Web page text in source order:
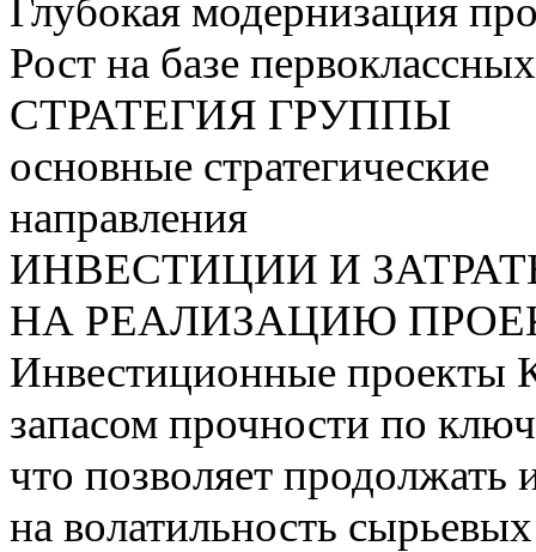
Глубокая модернизация
Рост на базе
СТРАТЕГИЯ ГРУППЫ
основные стратегические
направления
ИНВЕСТИЦИИ И
НА РЕАЛИЗАЦИЮ
Инвестиционные проекты
запасом прочности по
что позволяет продолжать
на волатильность